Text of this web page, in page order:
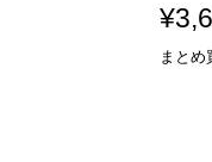
まとめ